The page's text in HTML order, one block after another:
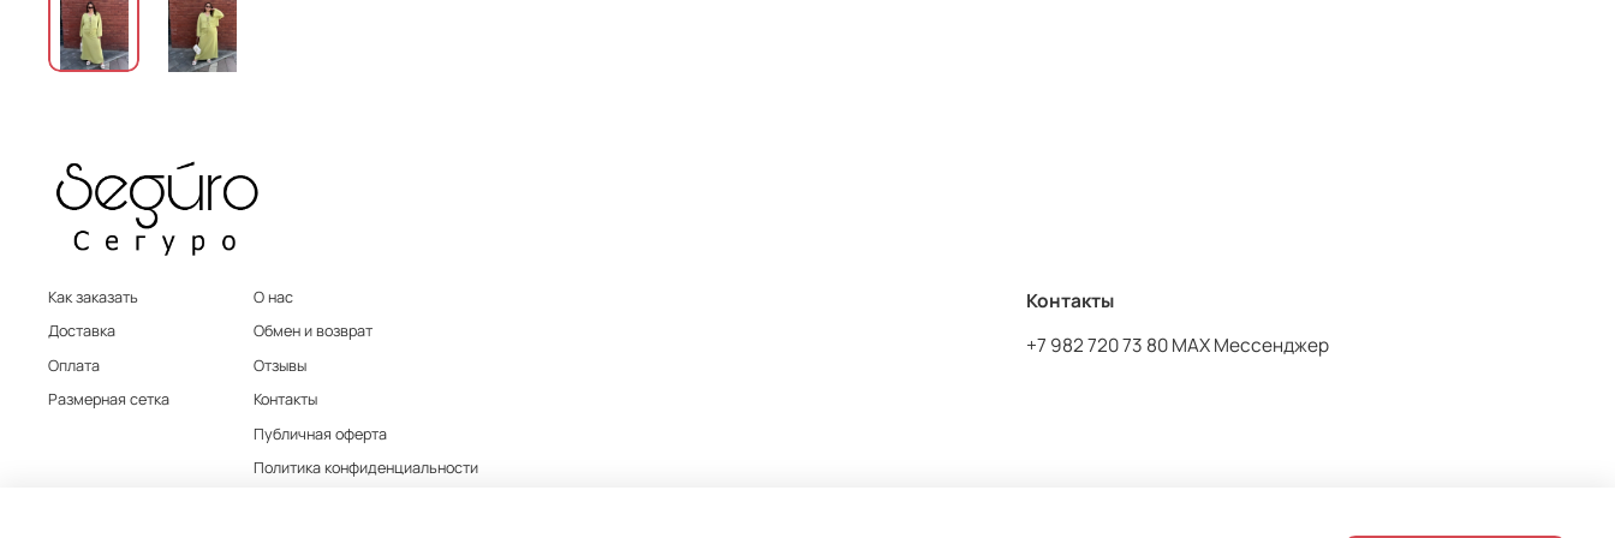
Как заказать
Доставка
Оплата
Размерная сетка
О нас
Обмен и возврат
Отзывы
Контакты
Публичная оферта
Политика конфиденциальности
Контакты
+7 982 720 73 80 MAX Мессенджер